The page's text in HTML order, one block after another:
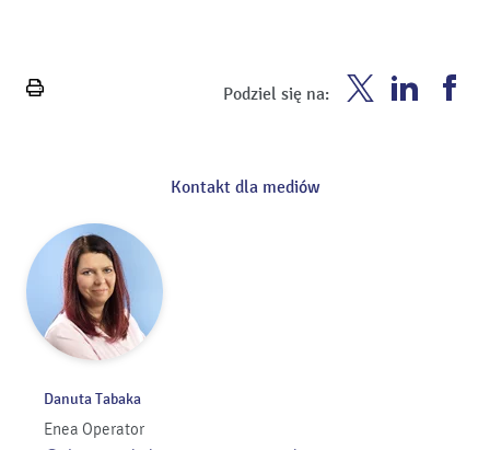
Wydrukuj
Podziel się na:
Enea Enea
Kontakt dla mediów
Danuta Tabaka
Enea Operator